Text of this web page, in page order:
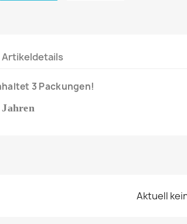
Artikeldetails
3 Packungen!
Aktuell